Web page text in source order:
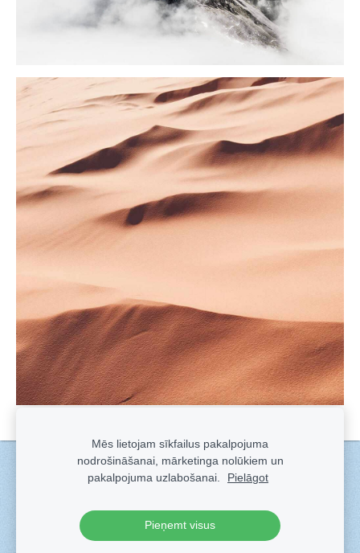
Sīkdatnes
Veidots arSadarbe- labo mājas lapu ģeneratoru.
Mēs lietojam sīkfailus pakalpojuma
nodrošināšanai, mārketinga nolūkiem un
pakalpojuma uzlabošanai.
Pielāgot
Pieņemt visus